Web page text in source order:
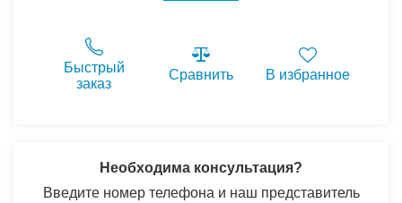
Быстрый
заказ
Сравнить В избранное
Необходима консультация?
Введите номер телефона и наш представитель